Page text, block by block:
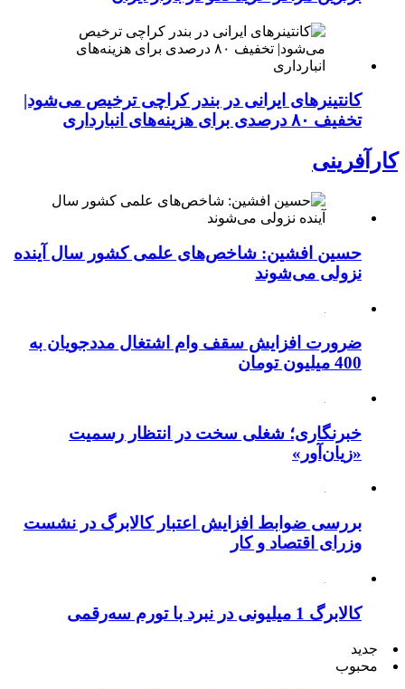
کانتینرهای ایرانی در بندر کراچی ترخیص می‌شود|
تخفیف ۸۰ درصدی برای هزینه‌های انبارداری
کارآفرینی
حسین افشین: شاخص‌های علمی کشور سال آینده
نزولی می‌شوند
ضرورت افزایش سقف وام اشتغال مددجویان به
400 میلیون تومان
خبرنگاری؛ شغلی سخت در انتظار رسمیت
«زیان‌آور»
بررسی ضوابط افزایش اعتبار کالابرگ در نشست
وزرای اقتصاد و کار
کالابرگ 1 میلیونی در نبرد با تورم سه‌رقمی
جدید
محبوب